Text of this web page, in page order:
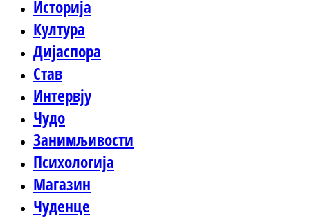
Историја
Култура
Дијаспора
Став
Интервју
Чудо
Занимљивости
Психологија
Магазин
Чуденце